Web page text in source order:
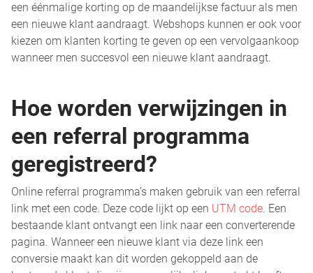
een éénmalige korting op de maandelijkse factuur als men
een nieuwe klant aandraagt. Webshops kunnen er ook voor
kiezen om klanten korting te geven op een vervolgaankoop
wanneer men succesvol een nieuwe klant aandraagt.
Hoe worden verwijzingen in
een referral programma
geregistreerd?
Online referral programma’s maken gebruik van een referral
link met een code. Deze code lijkt op een UTM code. Een
bestaande klant ontvangt een link naar een converterende
pagina. Wanneer een nieuwe klant via deze link een
conversie maakt kan dit worden gekoppeld aan de